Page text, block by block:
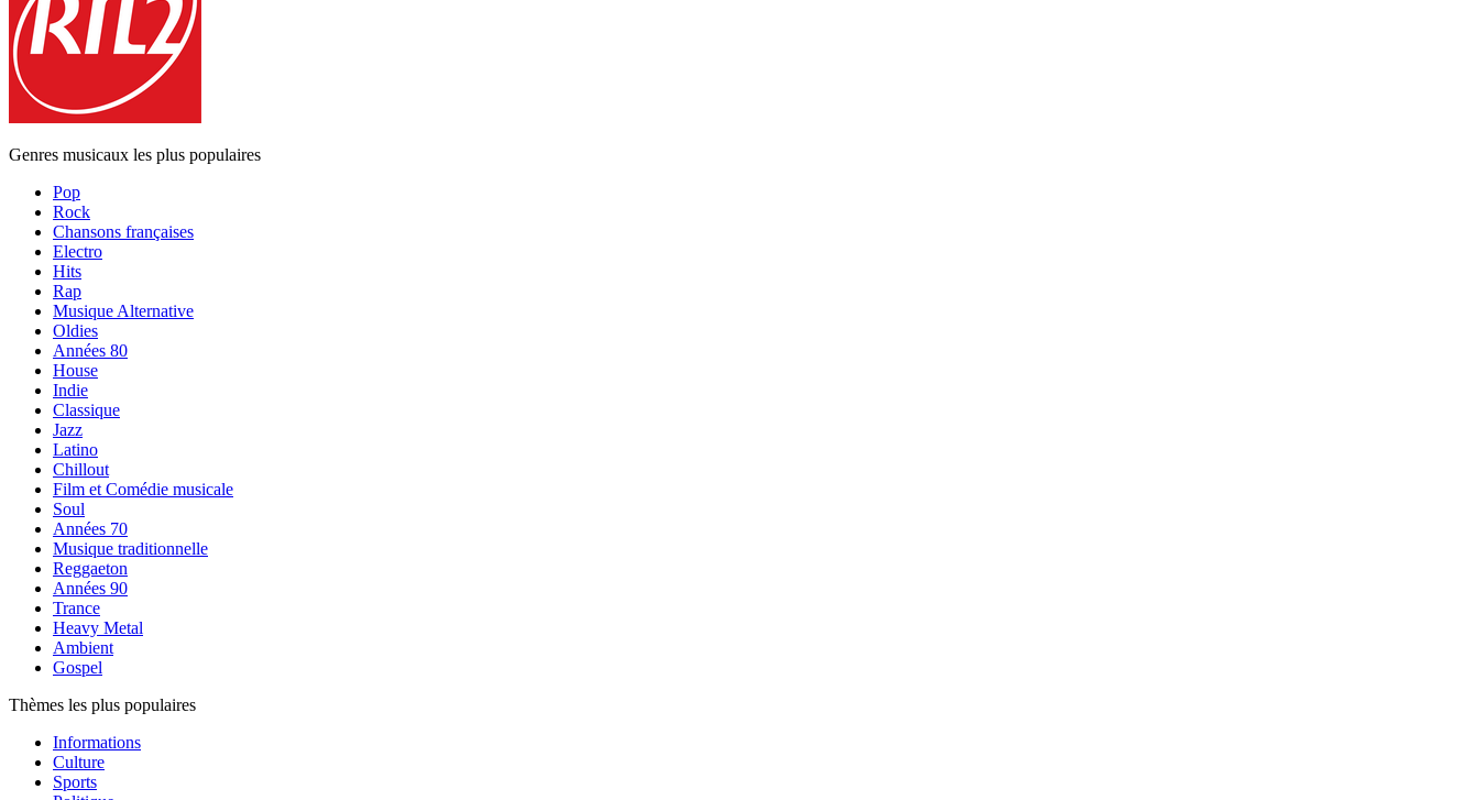
Genres musicaux les plus populaires
Pop
Rock
Chansons françaises
Electro
Hits
Rap
Musique Alternative
Oldies
Années 80
House
Indie
Classique
Jazz
Latino
Chillout
Film et Comédie musicale
Soul
Années 70
Musique traditionnelle
Reggaeton
Années 90
Trance
Heavy Metal
Ambient
Gospel
Thèmes les plus populaires
Informations
Culture
Sports